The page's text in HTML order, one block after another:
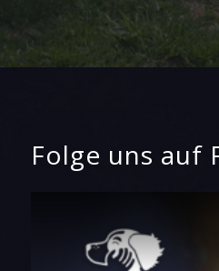
Folge uns auf